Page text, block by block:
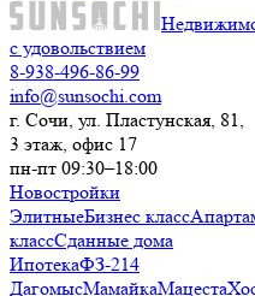
с удовольствием
8-938-496-86-99
info@sunsochi.com
г. Сочи, ул. Пластунская, 81,
3 этаж, офис 17
пн-пт 09:30–18:00
Новостройки
ЭлитныеБизнес класс
классСданные дома
ИпотекаФЗ-214
ДагомысМамайкаМацеста